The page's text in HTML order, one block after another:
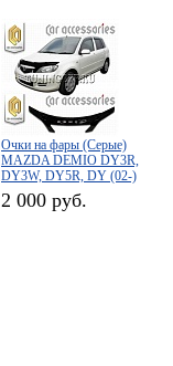
Очки на фары (Серые)
MAZDA DEMIO DY3R,
DY3W, DY5R, DY (02-)
2 000 руб.